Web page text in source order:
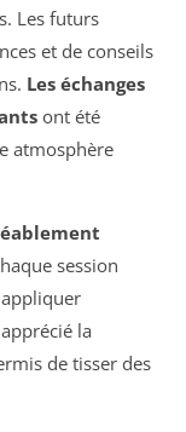
Les futurs
et de conseils
Les échanges
ont été
atmosphère
session
la
de tisser des